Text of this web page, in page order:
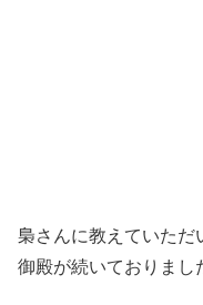
梟さんに教えていただ
御殿が続いておりまし